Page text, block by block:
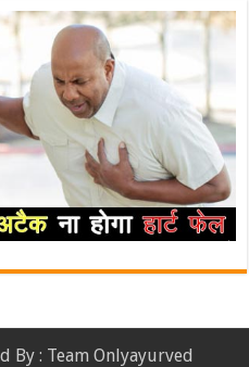
By : Team Onlyayurved